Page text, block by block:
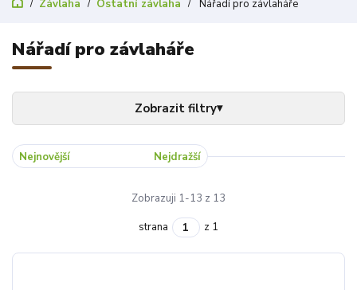
Závlaha Ostatní závlaha Nářadí pro závlaháře
Nářadí pro závlaháře
Nejnovější Nejdražší
Zobrazuji 1-13 z 13
strana
z 1